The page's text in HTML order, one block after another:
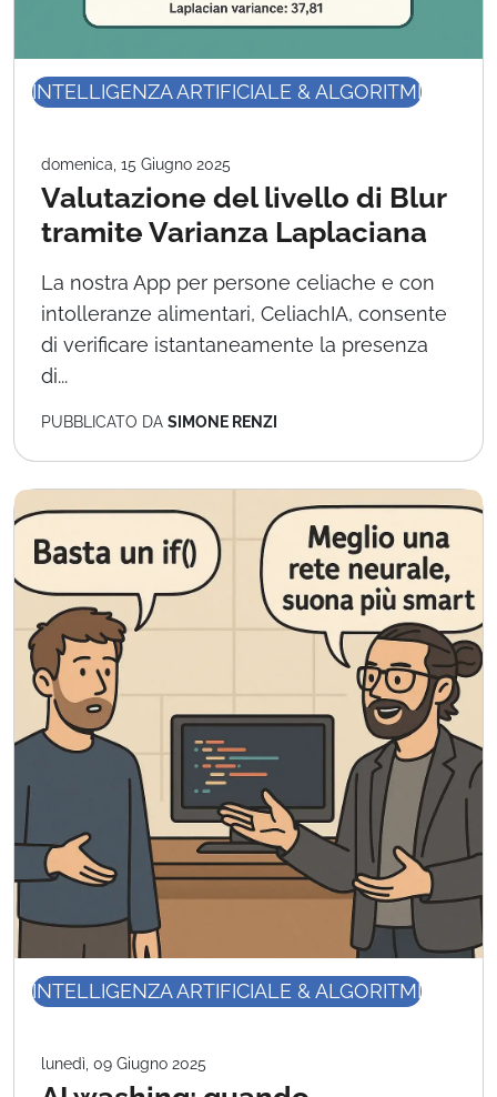
INTELLIGENZA ARTIFICIALE & ALGORITMI
domenica, 15 Giugno 2025
Valutazione del livello di Blur
tramite Varianza Laplaciana
La nostra App per persone celiache e con
intolleranze alimentari, CeliachIA, consente
di verificare istantaneamente la presenza
di...
PUBBLICATO DA SIMONE RENZI
INTELLIGENZA ARTIFICIALE & ALGORITMI
lunedì, 09 Giugno 2025